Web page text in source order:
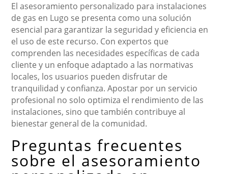
El asesoramiento personalizado para instalaciones
de gas en Lugo se presenta como una solución
esencial para garantizar la seguridad y eficiencia en
el uso de este recurso. Con expertos que
comprenden las necesidades específicas de cada
cliente y un enfoque adaptado a las normativas
locales, los usuarios pueden disfrutar de
tranquilidad y confianza. Apostar por un servicio
profesional no solo optimiza el rendimiento de las
instalaciones, sino que también contribuye al
bienestar general de la comunidad.
Preguntas frecuentes
sobre el asesoramiento